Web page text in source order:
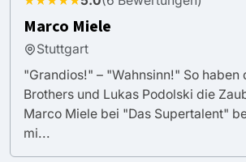
Marco Miele
Stuttgart
"Grandios!" – "Wahnsinn!" So haben
Brothers und Lukas Podolski die
Marco Miele bei "Das Supertalent"
mi...